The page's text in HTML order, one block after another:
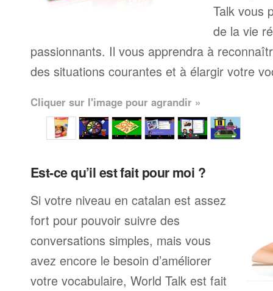
Talk vous
de la vie
passionnants. Il vous apprendra à
des situations courantes et à élargir votre
Cliquer sur l'image pour agrandir »
Est-ce qu’il est fait pour moi ?
Si votre niveau en catalan est assez
fort pour pouvoir suivre des
conversations simples, mais vous
avez encore le besoin d’améliorer
votre vocabulaire, World Talk est fait